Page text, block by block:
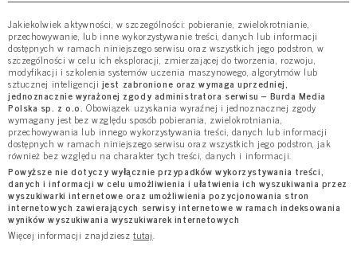
Jakiekolwiek aktywności, w szczególności: pobieranie, zwielokrotnianie,
przechowywanie, lub inne wykorzystywanie treści, danych lub informacji
dostępnych w ramach niniejszego serwisu oraz wszystkich jego podstron, w
szczególności w celu ich eksploracji, zmierzającej do tworzenia, rozwoju,
modyfikacji i szkolenia systemów uczenia maszynowego, algorytmów lub
sztucznej inteligencji jest zabronione oraz wymaga uprzedniej,
jednoznacznie wyrażonej zgody administratora serwisu – Burda Media
Polska sp. z o.o. Obowiązek uzyskania wyraźnej i jednoznacznej zgody
wymagany jest bez względu sposób pobierania, zwielokrotniania,
przechowywania lub innego wykorzystywania treści, danych lub informacji
dostępnych w ramach niniejszego serwisu oraz wszystkich jego podstron, jak
również bez względu na charakter tych treści, danych i informacji.
Powyższe nie dotyczy wyłącznie przypadków wykorzystywania treści,
danych i informacji w celu umożliwienia i ułatwienia ich wyszukiwania przez
wyszukiwarki internetowe oraz umożliwienia pozycjonowania stron
internetowych zawierających serwisy internetowe w ramach indeksowania
wyników wyszukiwania wyszukiwarek internetowych
Więcej informacji znajdziesztutaj.